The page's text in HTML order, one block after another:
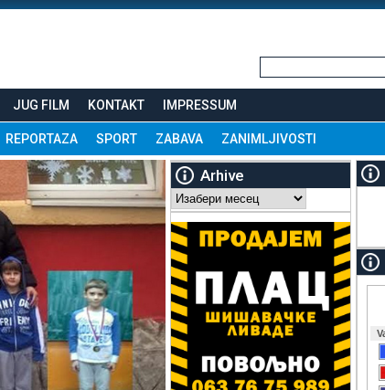
JUG FILM KONTAKT IMPRESSUM
REPORTAZA SPORT ZABAVA ZANIMLJIVOSTI
Arhive
Arhive